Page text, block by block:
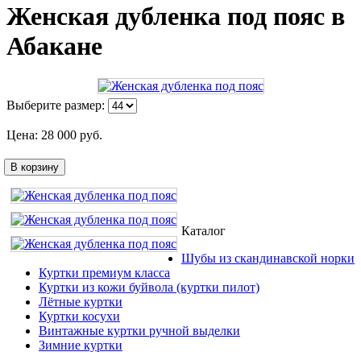
Женская дубленка под пояс в
Абакане
Выберите размер:
Цена: 28 000 руб.
В корзину
Каталог
Шубы из скандинавской норки
Куртки премиум класса
Куртки из кожи буйвола (куртки пилот)
Лётные куртки
Куртки косухи
Винтажные куртки ручной выделки
Зимние куртки